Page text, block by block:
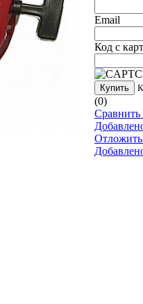
Email
Код с
Купить
(0)
Сравнить
Отложить